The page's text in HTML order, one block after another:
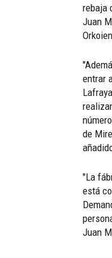
rebaja
Juan
entrar
de
"La
está
Juan